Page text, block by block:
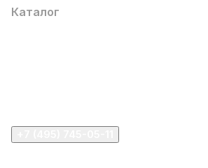
Каталог